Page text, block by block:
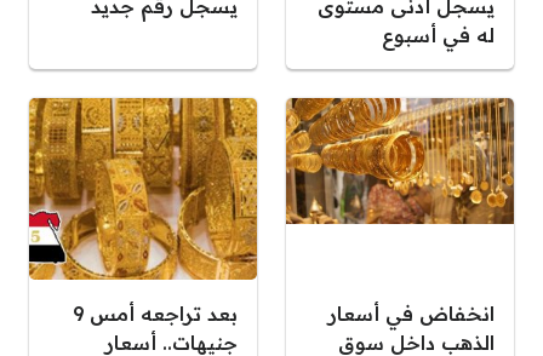
يسجل أدنى مستوى
له في أسبوع
يسجل رقم جديد
انخفاض في أسعار
الذهب داخل سوق
بعد تراجعه أمس 9
جنيهات.. أسعار